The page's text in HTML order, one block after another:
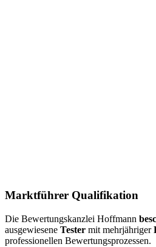
Marktführer Qualifikation
Die Bewertungskanzlei Hoffmann
ausgewiesene Tester mit mehrjähriger
professionellen Bewertungsprozessen.